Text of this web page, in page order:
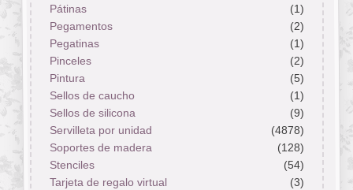
Pátinas
(1)
Pegamentos
(2)
Pegatinas
(1)
Pinceles
(2)
Pintura
(5)
Sellos de caucho
(1)
Sellos de silicona
(9)
Servilleta por unidad
(4878)
Soportes de madera
(128)
Stenciles
(54)
Tarjeta de regalo virtual
(3)